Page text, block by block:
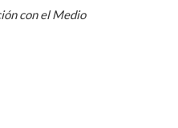
con el Medio